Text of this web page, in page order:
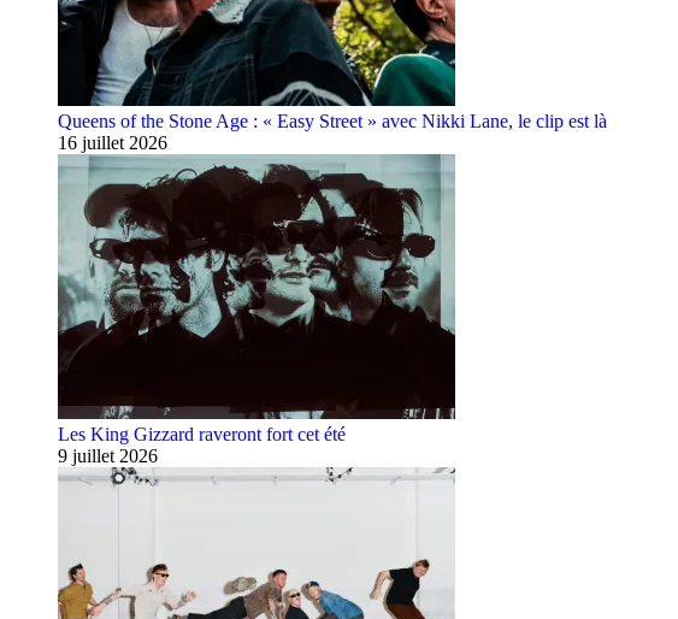
Queens of the Stone Age : « Easy Street » avec Nikki Lane, le clip est là
16 juillet 2026
Les King Gizzard raveront fort cet été
9 juillet 2026